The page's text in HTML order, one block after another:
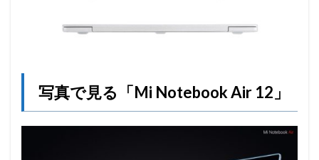
写真で見る「Mi Notebook Air 12」